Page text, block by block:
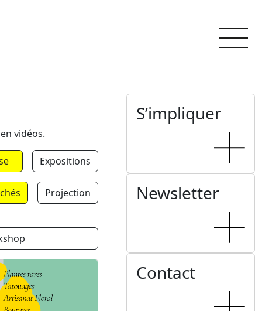
vidéos.
Expositions
Projection
S’impliquer
Newsletter
Contact